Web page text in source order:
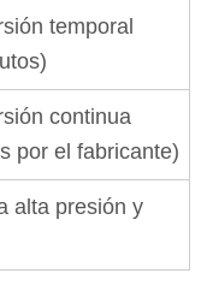
temporal
continua
por el fabricante)
alta presión y